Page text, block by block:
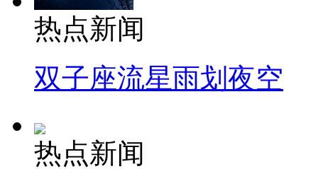
热点新闻
双子座流星雨划夜空
热点新闻